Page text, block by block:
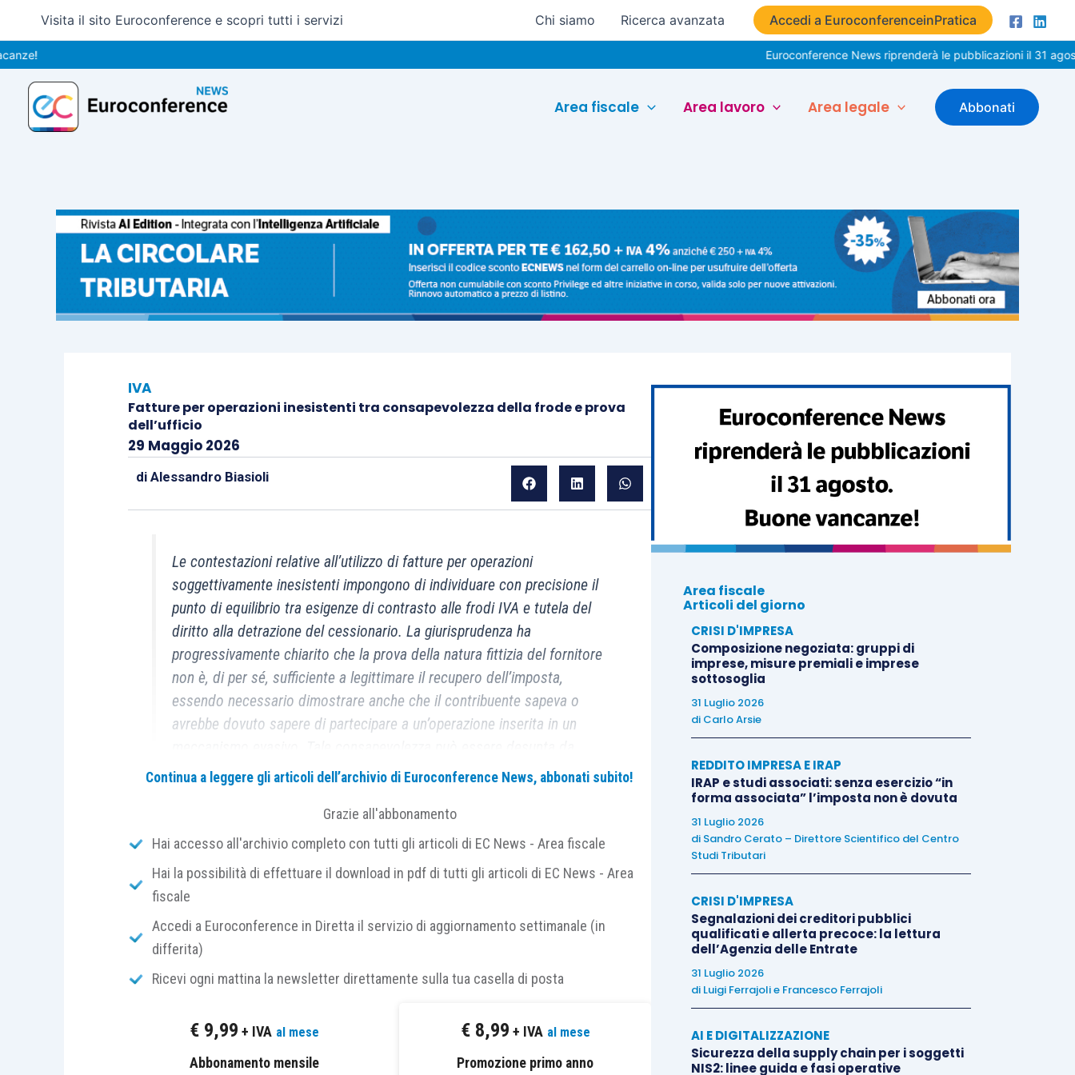
contenuto
Visita il sito Euroconference e scopri tutti i servizi Chi siamo Ricerca avanzata Accedi a EuroconferenceinPratica
Euroconference News riprenderà le pubblicazioni il 31 agosto. Buone
Area fiscale Area lavoro Area legale Abbonati
IVA
Fatture per operazioni inesistenti tra consapevolezza della frode e prova
dell’ufficio
29 Maggio 2026
di Alessandro Biasioli
Le contestazioni relative all’utilizzo di fatture per operazioni
soggettivamente inesistenti impongono di individuare con precisione il
punto di equilibrio tra esigenze di contrasto alle frodi IVA e tutela del
diritto alla detrazione del cessionario. La giurisprudenza ha
progressivamente chiarito che la prova della natura fittizia del fornitore
non è, di per sé, sufficiente a legittimare il recupero dell’imposta,
essendo necessario dimostrare anche che il contribuente sapeva o
avrebbe dovuto sapere di partecipare a un’operazione inserita in un
presunzioni semplici, purché fondate su elementi oggettivi, gravi, precisi
e non in modo atomistico. Sul versante opposto, la prova della buona
fede del contribuente non può esaurirsi nella regolarità formale della
documentazione contabile, ma richiede la dimostrazione di cautele
sostanziali e proporzionate alle anomalie concretamente percepibili. Il
dall’operatore economico, che non può essere trasformato in un
sostituto dell’Amministrazione finanziaria, ma neppure può invocare la
neutralità dell’IVA quando abbia ignorato indici sintomatici di frode.
Inquadramento normativo
Continua a leggere gli articoli dell’archivio di Euroconference News, abbonati subito!
Grazie all'abbonamento
Hai accesso all'archivio completo con tutti gli articoli di EC News - Area fiscale
Hai la possibilità di effettuare il download in pdf di tutti gli articoli di EC News - Area
fiscale
Accedi a Euroconference in Diretta il servizio di aggiornamento settimanale (in
differita)
Ricevi ogni mattina la newsletter direttamente sulla tua casella di posta
€ 9,99 + IVA al mese
Abbonamento mensile
€ 8,99 + IVA al mese
Promozione primo anno
Area fiscale
Articoli del giorno
CRISI D'IMPRESA
Composizione negoziata: gruppi di
imprese, misure premiali e imprese
sottosoglia
31 Luglio 2026
di Carlo Arsie
REDDITO IMPRESA E IRAP
IRAP e studi associati: senza esercizio “in
forma associata” l’imposta non è dovuta
31 Luglio 2026
di Sandro Cerato – Direttore Scientifico del Centro
Studi Tributari
CRISI D'IMPRESA
Segnalazioni dei creditori pubblici
qualificati e allerta precoce: la lettura
dell’Agenzia delle Entrate
31 Luglio 2026
di Luigi Ferrajolie Francesco Ferrajoli
AI E DIGITALIZZAZIONE
Sicurezza della supply chain per i soggetti
NIS2: linee guida e fasi operative